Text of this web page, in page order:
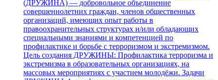
(ДРУЖИНА) — добровольное объединение
совершеннолетних граждан, членов общественных
организаций, имеющих опыт работы в
правоохранительных структурах и/или обладающих
специальными знаниями и компетенцией по
профилактике и борьбе с терроризмом и экстремизмом.
Цель создания ДРУЖИНЫ: Профилактика терроризма и
экстремизма в образовательных организациях, на
массовых мероприятиях с участием молодёжи. Задачи